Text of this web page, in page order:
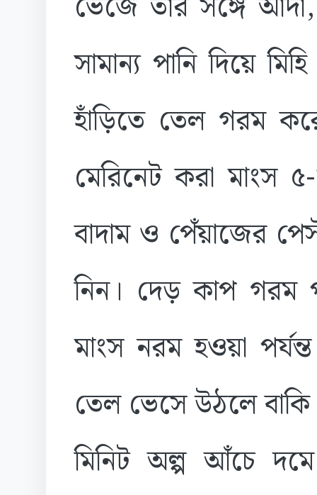
সামান্য পানি দিয়ে
হাঁড়িতে তেল গরম
মেরিনেট করা মাংস
বাদাম ও পেঁয়াজের
নিন। দেড় কাপ গরম
মাংস নরম হওয়া
তেল ভেসে উঠলে
মিনিট অল্প আঁচে